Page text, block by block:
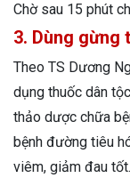
Chờ sau 15 phút
3. Dùng gừng
Theo TS Dương
dụng thuốc dân
thảo dược chữa
bệnh đường tiêu
viêm, giảm đau